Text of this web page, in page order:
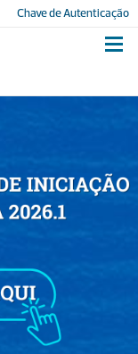
Chave de Autenticação